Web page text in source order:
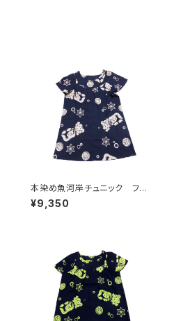
本染め魚河岸チュニック フリ
ーサイズ 浴衣生地 涼麻柄
紺×オフホワイト 日本製 注
¥9,350